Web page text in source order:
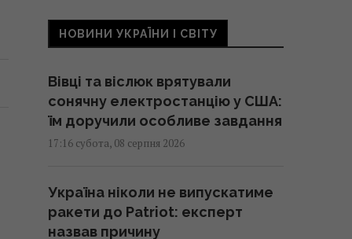
НОВИНИ УКРАЇНИ І СВІТУ
Вівці та віслюк врятували
сонячну електростанцію у США:
їм доручили особливе завдання
17:16 субота, 08 серпня 2026
Україна ніколи не випускатиме
ракети до Patriot: експерт
назвав причину